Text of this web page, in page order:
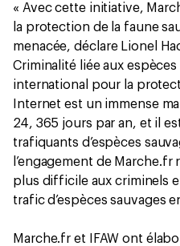
« Avec cette initiative,
la protection de la faune
menacée, déclare Lionel
Criminalité liée aux
international pour la
Internet est un immense
24, 365 jours par an, et il
trafiquants d’espèces
l’engagement de
plus difficile aux criminels
trafic d’espèces sauvages
Marche.fr et IFAW ont